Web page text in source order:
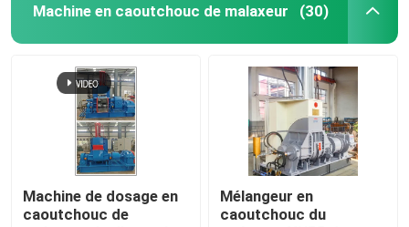
Machine en caoutchouc de malaxeur (30)
Machine de dosage en
caoutchouc de
Mélangeur en
caoutchouc du